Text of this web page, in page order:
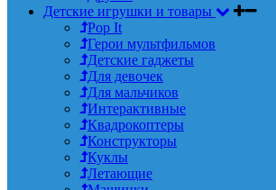
Детские игрушки и товары
Pop It
Герои мультфильмов
Детские гаджеты
Для девочек
Для мальчиков
Интерактивные
Квадрокоптеры
Конструкторы
Куклы
Летающие